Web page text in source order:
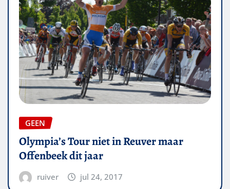
GEEN
Olympia’s Tour niet in Reuver maar
Offenbeek dit jaar
ruiver jul 24, 2017